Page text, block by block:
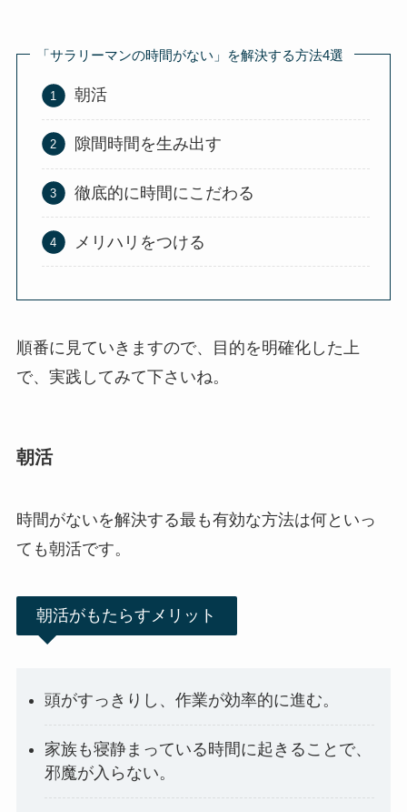
「サラリーマンの時間がない」を解決する方法4選
朝活
隙間時間を生み出す
徹底的に時間にこだわる
メリハリをつける
順番に見ていきますので、目的を明確化した上
で、実践してみて下さいね。
朝活
時間がないを解決する最も有効な方法は何といっ
ても朝活です。
朝活がもたらすメリット
頭がすっきりし、作業が効率的に進む。
家族も寝静まっている時間に起きることで、
邪魔が入らない。